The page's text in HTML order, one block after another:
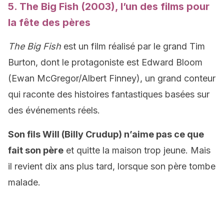
5. The Big Fish (2003), l’un des films pour
la fête des pères
The Big Fish est un film réalisé par le grand Tim
Burton, dont le protagoniste est Edward Bloom
(Ewan McGregor/Albert Finney), un grand conteur
qui raconte des histoires fantastiques basées sur
des événements réels.
Son fils Will (Billy Crudup) n’aime pas ce que
fait son père et quitte la maison trop jeune. Mais
il revient dix ans plus tard, lorsque son père tombe
malade.